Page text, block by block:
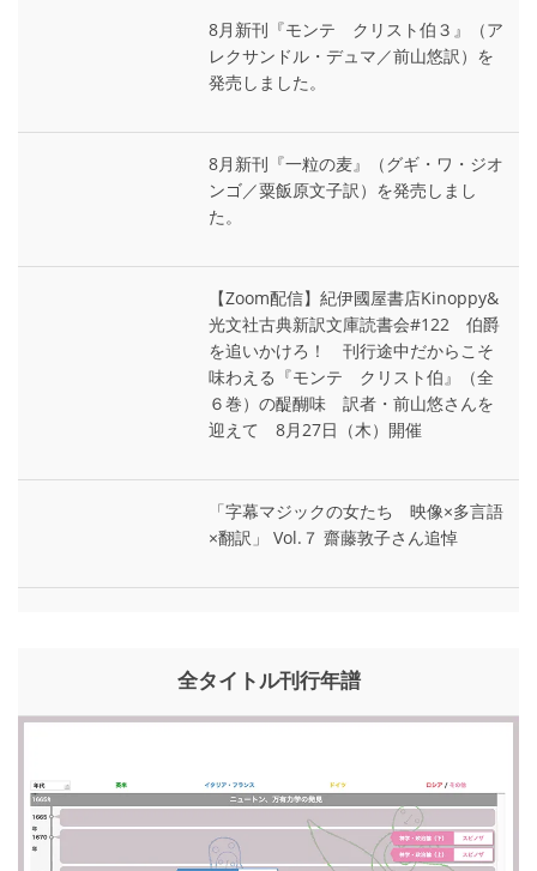
8月新刊『モンテ゠クリスト伯３』（ア
レクサンドル・デュマ／前山悠訳）を
発売しました。
8月新刊『一粒の麦』（グギ・ワ・ジオ
ンゴ／粟飯原文子訳）を発売しまし
た。
【Zoom配信】紀伊國屋書店Kinoppy&
光文社古典新訳文庫読書会#122 伯爵
を追いかけろ！ 刊行途中だからこそ
味わえる『モンテ゠クリスト伯』（全
６巻）の醍醐味 訳者・前山悠さんを
迎えて 8月27日（木）開催
「字幕マジックの女たち 映像×多言語
×翻訳」 Vol.７ 齋藤敦子さん追悼
全タイトル刊行年譜